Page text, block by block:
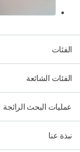
الفئات
الفئات الشائعة
عمليات البحث الرائجة
نبذة عنا